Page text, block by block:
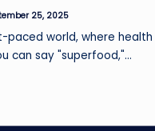
25, 2025
paced world, where
can say "superfood,"…